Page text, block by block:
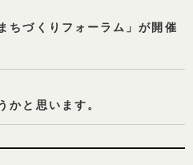
ちづくりフォーラム」が開催
かと思います。